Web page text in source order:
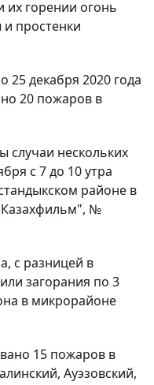
их горении огонь
простенки
25 декабря 2020 года
20 пожаров в
случаи нескольких
с 7 до 10 утра
районе в
№
с разницей в
загорания по 3
в микрорайоне
15 пожаров в
Ауэзовский,